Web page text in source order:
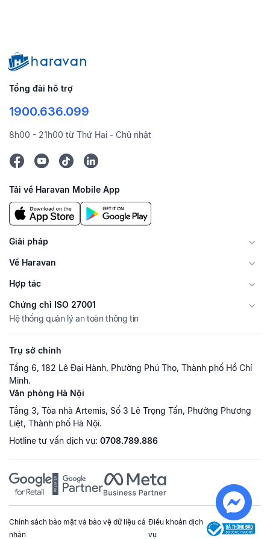
Tổng đài hỗ trợ
1900.636.099
8h00 - 21h00 từ Thứ Hai - Chủ nhật
Tải về Haravan Mobile App
Giải pháp
Về Haravan
Hợp tác
Chứng chỉ ISO 27001
Hệ thống quản lý an toàn thông tin
Trụ sở chính
Tầng 6, 182 Lê Đại Hành, Phường Phú Thọ, Thành phố Hồ Chí
Minh.
Văn phòng Hà Nội
Tầng 3, Tòa nhà Artemis, Số 3 Lê Trọng Tấn, Phường Phương
Liệt, Thành phố Hà Nội.
Hotline tư vấn dịch vụ: 0708.789.886
Chính sách bảo mật và bảo vệ dữ liệu cá
nhân
Điều khoản dịch
vụ